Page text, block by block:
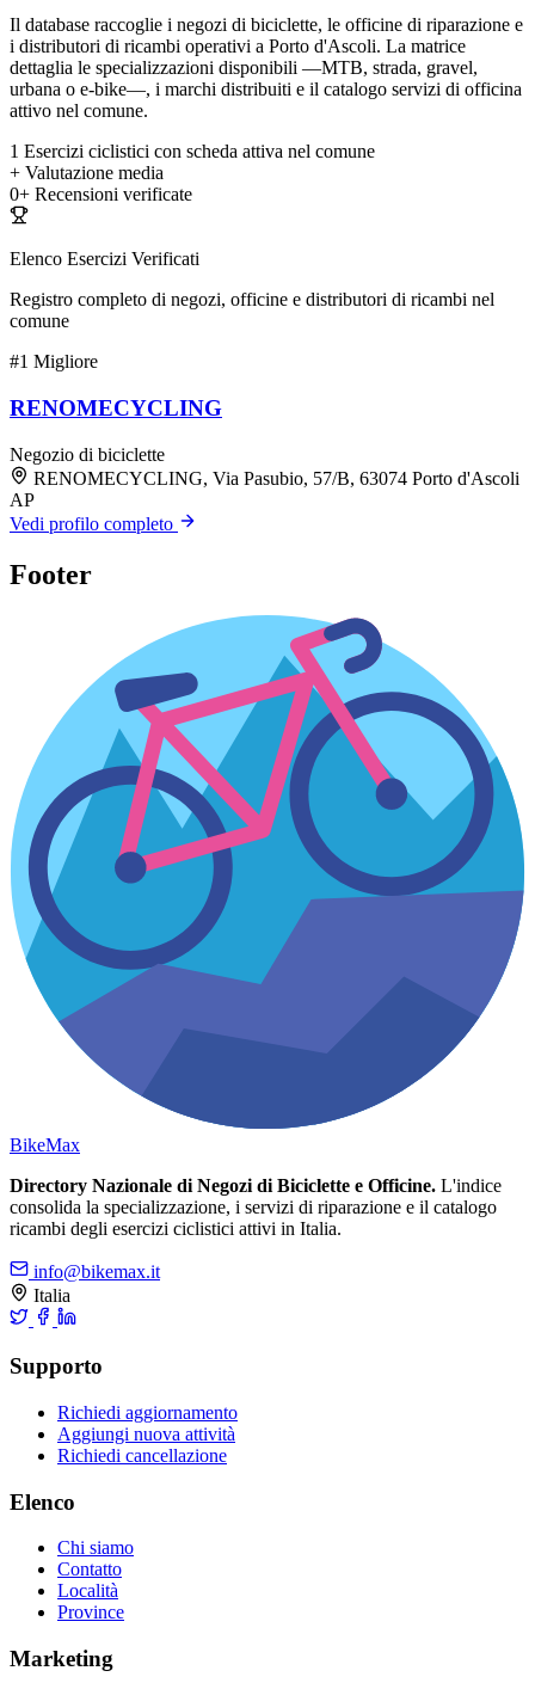
Il database raccoglie i negozi di biciclette, le officine di riparazione e
i distributori di ricambi operativi a Porto d'Ascoli. La matrice
dettaglia le specializzazioni disponibili —MTB, strada, gravel,
urbana o e-bike—, i marchi distribuiti e il catalogo servizi di officina
attivo nel comune.
1 Esercizi ciclistici con scheda attiva nel comune
+ Valutazione media
0+ Recensioni verificate
Elenco Esercizi Verificati
Registro completo di negozi, officine e distributori di ricambi nel
comune
#1 Migliore
RENOMECYCLING
Negozio di biciclette
RENOMECYCLING, Via Pasubio, 57/B, 63074 Porto d'Ascoli
AP
Vedi profilo completo
Footer
BikeMax
Directory Nazionale di Negozi di Biciclette e Officine. L'indice
consolida la specializzazione, i servizi di riparazione e il catalogo
ricambi degli esercizi ciclistici attivi in Italia.
info@bikemax.it
Italia
Supporto
Richiedi aggiornamento
Aggiungi nuova attività
Richiedi cancellazione
Elenco
Chi siamo
Contatto
Località
Province
Marketing